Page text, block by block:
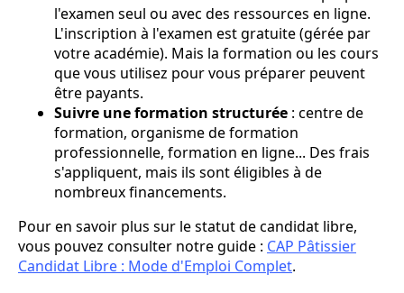
l'examen seul ou avec des ressources en ligne.
L'inscription à l'examen est gratuite (gérée par
votre académie). Mais la formation ou les cours
que vous utilisez pour vous préparer peuvent
être payants.
Suivre une formation structurée : centre de
formation, organisme de formation
professionnelle, formation en ligne... Des frais
s'appliquent, mais ils sont éligibles à de
nombreux financements.
Pour en savoir plus sur le statut de candidat libre,
vous pouvez consulter notre guide : CAP Pâtissier
Candidat Libre : Mode d'Emploi Complet.